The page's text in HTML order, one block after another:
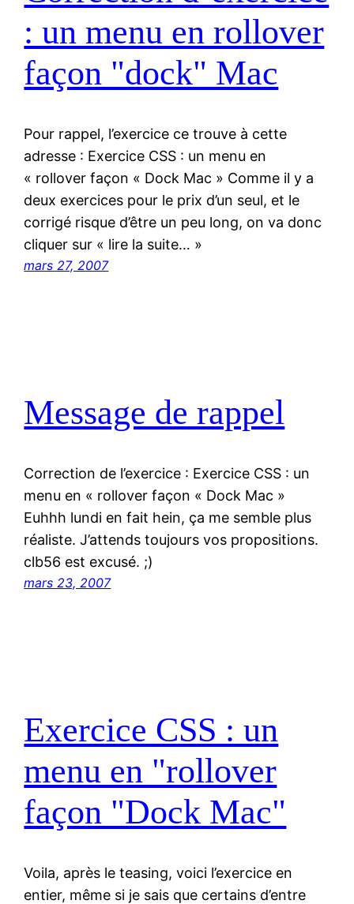
: un menu en rollover
façon "dock" Mac
Pour rappel, l’exercice ce trouve à cette
adresse : Exercice CSS : un menu en
« rollover façon « Dock Mac » Comme il y a
deux exercices pour le prix d’un seul, et le
corrigé risque d’être un peu long, on va donc
cliquer sur « lire la suite… »
mars 27, 2007
Message de rappel
Correction de l’exercice : Exercice CSS : un
menu en « rollover façon « Dock Mac »
Euhhh lundi en fait hein, ça me semble plus
réaliste. J’attends toujours vos propositions.
clb56 est excusé. ;)
mars 23, 2007
Exercice CSS : un
menu en "rollover
façon "Dock Mac"
Voila, après le teasing, voici l’exercice en
entier, même si je sais que certains d’entre